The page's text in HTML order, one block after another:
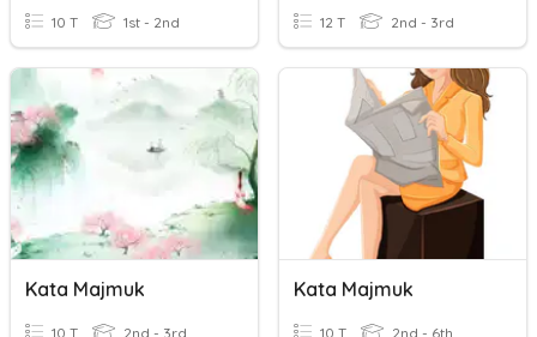
10 T 1st - 2nd 12 T 2nd - 3rd
Kata Majmuk
10 T 2nd - 3rd
Kata Majmuk
10 T 2nd - 6th